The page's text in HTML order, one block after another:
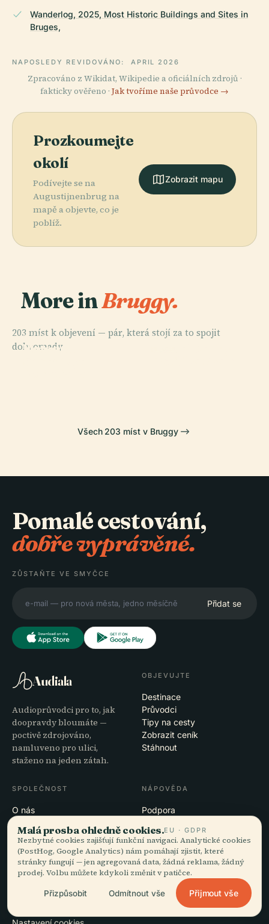
Wanderlog, 2025, Most Historic Buildings and Sites in
Bruges,
NAPOSLEDY REVIDOVÁNO: APRIL 2026
Zpracováno z Wikidat, Wikipedie a oficiálních zdrojů ·
fakticky ověřeno · Jak tvoříme naše průvodce →
Prozkoumejte
okolí
Podívejte se na
Augustijnenbrug na
mapě a objevte, co je
poblíž.
Zobrazit mapu
More inBruggy.
203 míst k objevení — pár, která stojí za to spojit
dohromady.
PLACE
Muzeum
PLACE
PLACE
Katedrála
Všech 203 míst v Bruggy
Pomalé cestování,
dobře vyprávěné.
ZŮSTAŇTE VE SMYČCE
Přidat se
Audiala
Audioprůvodci pro to, jak
doopravdy bloumáte —
poctivě zdrojováno,
namluveno pro ulici,
staženo na jeden zátah.
OBJEVUJTE
Destinace
Průvodci
Tipy na cesty
Zobrazit ceník
Stáhnout
SPOLEČNOST
O nás
Poslání
NÁPOVĚDA
Podpora
Kontakt
Staňte se partnerem
PRÁVNÍ INFORMACE
Soukromí
Malá prosba ohledně cookies.EU · GDPR
Nezbytné cookies zajišťují funkční navigaci. Analytické cookies
(PostHog, Google Analytics) nám pomáhají zjistit, které
stránky fungují — jen agregovaná data, žádná reklama, žádný
prodej. Volbu můžete kdykoli změnit v patičce.
Přizpůsobit Odmítnout vše Přijmout vše